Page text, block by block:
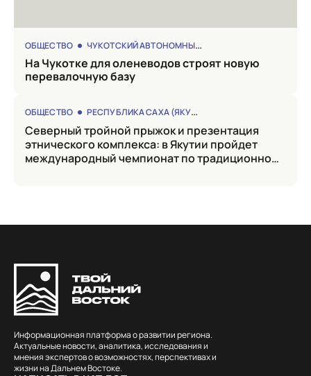
ОБЩЕСТВО ЧУКОТСКИЙ АВТОНОМНЫЙ ОКРУГ
на Чукотке для оленеводов строят новую
перевалочную базу
ОБЩЕСТВО РЕСПУБЛИКА САХА (ЯКУТИЯ)
Северный тройной прыжок и презентация
этнического комплекса: в Якутии пройдет
международный чемпионат по традиционному
Информационная платформа о развитии региона.
Актуальные новости, аналитика, исследования и
мнения экспертов о возможностях, перспективах и
жизни на Дальнем Востоке.